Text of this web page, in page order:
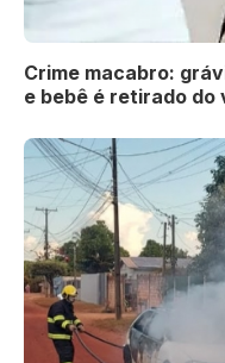
Crime macabro:
e bebê é retirado do